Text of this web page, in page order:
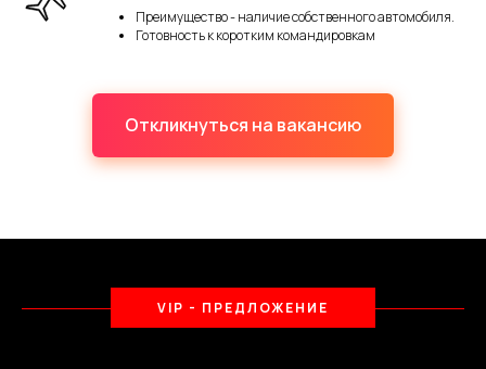
Преимущество - наличие собственного автомобиля.
Готовность к коротким командировкам
Откликнуться на вакансию
VIP - ПРЕДЛОЖЕНИЕ